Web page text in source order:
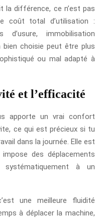
la différence, ce n’est pas
coût total d’utilisation :
d’usure, immobilisation
bien choisie peut être plus
ou mal adapté à
et l’efficacité
apporte un vrai confort
ce qui est précieux si tu
dans la journée. Elle est
des déplacements
à un
une meilleure fluidité
à déplacer la machine,